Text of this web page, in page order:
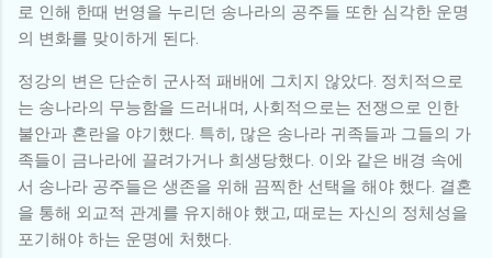
로 인해 한때 번영을 누리던 송나라의 공주들 또한 심각한 운명
의 변화를 맞이하게 된다.
정강의 변은 단순히 군사적 패배에 그치지 않았다. 정치적으로
는 송나라의 무능함을 드러내며, 사회적으로는 전쟁으로 인한
불안과 혼란을 야기했다. 특히, 많은 송나라 귀족들과 그들의 가
족들이 금나라에 끌려가거나 희생당했다. 이와 같은 배경 속에
서 송나라 공주들은 생존을 위해 끔찍한 선택을 해야 했다. 결혼
을 통해 외교적 관계를 유지해야 했고, 때로는 자신의 정체성을
포기해야 하는 운명에 처했다.